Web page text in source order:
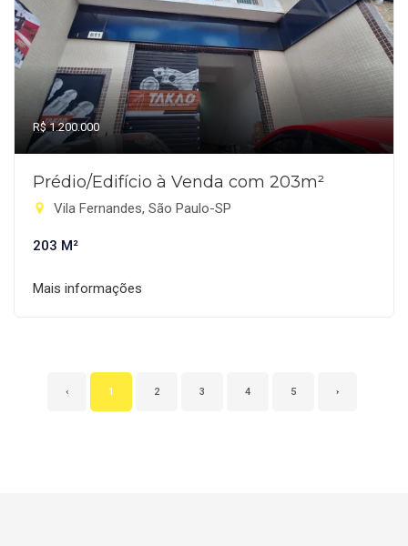
R$ 1.200.000
Prédio/Edifício à Venda com 203m²
Vila Fernandes, São Paulo-SP
203 M²
Mais informações
‹ 1 2 3 4 5 ›